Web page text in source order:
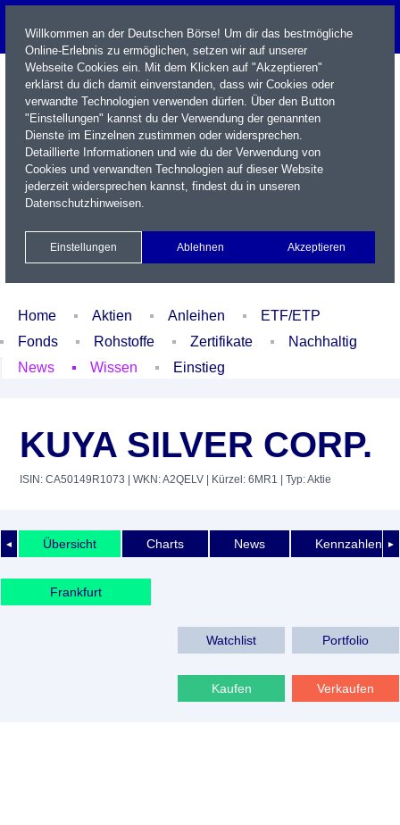
Name / WKN / ISIN / Kürzel
Xetra Realtime
Watchlist Portfolio Login
Home Aktien Anleihen
ETF/ETP
Fonds
Rohstoffe Zertifikate
Nachhaltig
News
Wissen Einstieg
KUYA SILVER CORP.
ISIN: CA50149R1073 | WKN: A2QELV | Kürzel: 6MR1 | Typ: Aktie
◄ ►
Übersicht Charts News Kennzahlen
Frankfurt
Watchlist Portfolio
Kaufen Verkaufen
Willkommen an der Deutschen Börse! Um dir das bestmögliche
Online-Erlebnis zu ermöglichen, setzen wir auf unserer
Webseite Cookies ein. Mit dem Klicken auf "Akzeptieren"
erklärst du dich damit einverstanden, dass wir Cookies oder
verwandte Technologien verwenden dürfen. Über den Button
"Einstellungen" kannst du der Verwendung der genannten
Dienste im Einzelnen zustimmen oder widersprechen.
Detaillierte Informationen und wie du der Verwendung von
Cookies und verwandten Technologien auf dieser Website
jederzeit widersprechen kannst, findest du in unseren
Datenschutzhinweisen.
Einstellungen Ablehnen Akzeptieren